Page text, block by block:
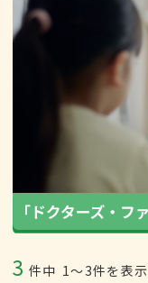
3 件中 1〜3件を表示